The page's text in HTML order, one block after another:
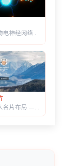
液态玻璃个人名片布局 — 可拖动缩放，CSS+SVG 实现真实折射感